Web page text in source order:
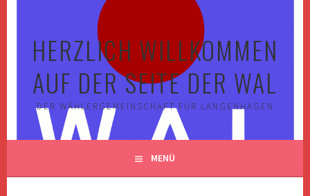
HERZLICH WILLKOMMEN
AUF DER SEITE DER WAL
DER WÄHLERGEMEINSCHAFT FÜR LANGENHAGEN
MENÜ